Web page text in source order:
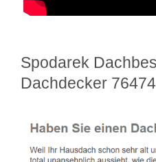
Spodarek
Dachdecker